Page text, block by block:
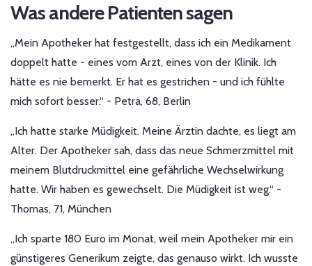
Was andere Patienten sagen
„Mein Apotheker hat festgestellt, dass ich ein Medikament
doppelt hatte - eines vom Arzt, eines von der Klinik. Ich
hätte es nie bemerkt. Er hat es gestrichen - und ich fühlte
mich sofort besser.“ - Petra, 68, Berlin
„Ich hatte starke Müdigkeit. Meine Ärztin dachte, es liegt am
Alter. Der Apotheker sah, dass das neue Schmerzmittel mit
meinem Blutdruckmittel eine gefährliche Wechselwirkung
hatte. Wir haben es gewechselt. Die Müdigkeit ist weg.“ -
Thomas, 71, München
„Ich sparte 180 Euro im Monat, weil mein Apotheker mir ein
günstigeres Generikum zeigte, das genauso wirkt. Ich wusste